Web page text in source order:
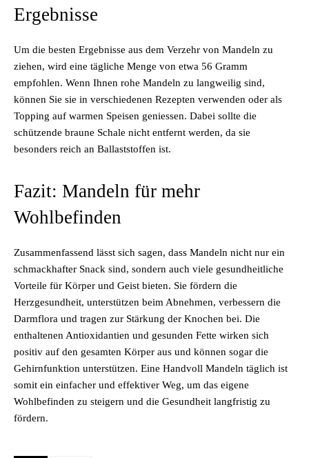
Ergebnisse
Um die besten Ergebnisse aus dem Verzehr von Mandeln zu
ziehen, wird eine tägliche Menge von etwa 56 Gramm
empfohlen. Wenn Ihnen rohe Mandeln zu langweilig sind,
können Sie sie in verschiedenen Rezepten verwenden oder als
Topping auf warmen Speisen geniessen. Dabei sollte die
schützende braune Schale nicht entfernt werden, da sie
besonders reich an Ballaststoffen ist.
Fazit: Mandeln für mehr
Wohlbefinden
Zusammenfassend lässt sich sagen, dass Mandeln nicht nur ein
schmackhafter Snack sind, sondern auch viele gesundheitliche
Vorteile für Körper und Geist bieten. Sie fördern die
Herzgesundheit, unterstützen beim Abnehmen, verbessern die
Darmflora und tragen zur Stärkung der Knochen bei. Die
enthaltenen Antioxidantien und gesunden Fette wirken sich
positiv auf den gesamten Körper aus und können sogar die
Gehirnfunktion unterstützen. Eine Handvoll Mandeln täglich ist
somit ein einfacher und effektiver Weg, um das eigene
Wohlbefinden zu steigern und die Gesundheit langfristig zu
fördern.